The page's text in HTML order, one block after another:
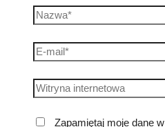
Zapamiętaj moje dane